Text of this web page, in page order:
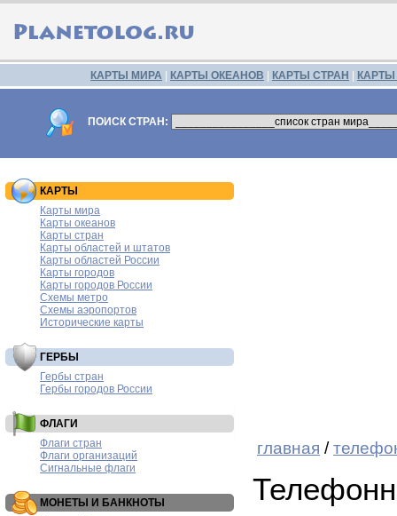
КАРТЫ МИРА КАРТЫ ОКЕАНОВ КАРТЫ СТРАН
ПОИСК СТРАН:
КАРТЫ
Карты мира
Карты океанов
Карты стран
Карты областей и штатов
Карты областей России
Карты городов
Карты городов России
Схемы метро
Схемы аэропортов
Исторические карты
ГЕРБЫ
Гербы стран
Гербы городов России
ФЛАГИ
Флаги стран
Флаги организаций
Сигнальные флаги
МОНЕТЫ И БАНКНОТЫ
главная /